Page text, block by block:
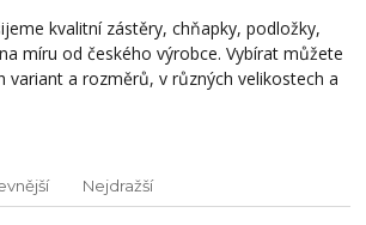
kvalitní zástěry, chňapky, podložky,
míru od českého výrobce. Vybírat můžete
variant a rozměrů, v různých velikostech a
Nejdražší